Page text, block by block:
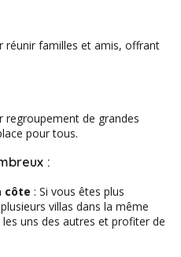
réunir familles et amis, offrant
regroupement de grandes
pour tous.
:
côte : Si vous êtes plus
villas dans la même
uns des autres et profiter de